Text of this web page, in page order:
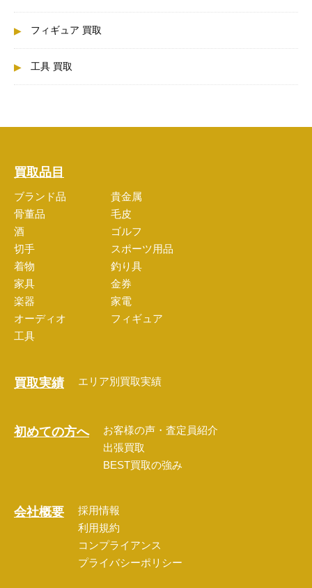
フィギュア 買取
工具 買取
買取品目
ブランド品
貴金属
骨董品
毛皮
酒
ゴルフ
切手
スポーツ用品
着物
釣り具
家具
金券
楽器
家電
オーディオ
フィギュア
工具
買取実績 エリア別買取実績
初めての方へ
お客様の声・査定員紹介
出張買取
BEST買取の強み
会社概要
採用情報
利用規約
コンプライアンス
プライバシーポリシー